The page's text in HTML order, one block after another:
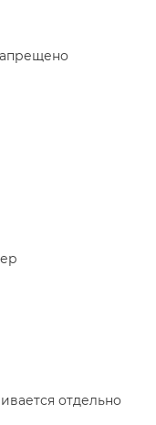
отдельно